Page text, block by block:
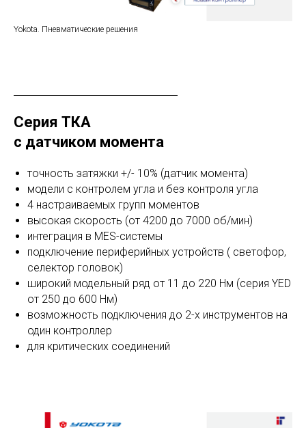
Yokota. Пневматические решения
Серия ТКА
с датчиком момента
точность затяжки +/- 10% (датчик момента)
модели с контролем угла и без контроля угла
4 настраиваемых групп моментов
высокая скорость (от 4200 до 7000 об/мин)
интеграция в MES-системы
подключение периферийных устройств ( светофор,
селектор головок)
широкий модельный ряд от 11 до 220 Нм (серия YED
от 250 до 600 Нм)
возможность подключения до 2-х инструментов на
один контроллер
для критических соединений